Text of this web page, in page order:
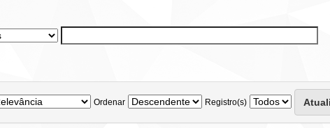
Ordenar Registro(s)